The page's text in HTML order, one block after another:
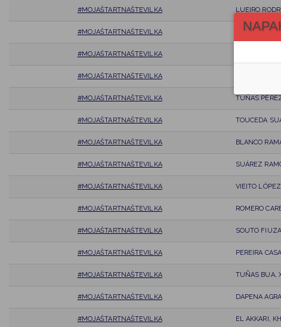
#MOJAŠTARTNAŠTEVILKA LUEIRO
#MOJAŠTARTNAŠTEVILKA GRILLE SILVA,
#MOJAŠTARTNAŠTEVILKA
#MOJAŠTARTNAŠTEVILKA
#MOJAŠTARTNAŠTEVILKA TUÑAS
#MOJAŠTARTNAŠTEVILKA TOUCEDA
#MOJAŠTARTNAŠTEVILKA BLANCO
#MOJAŠTARTNAŠTEVILKA SUÁREZ
#MOJAŠTARTNAŠTEVILKA VIEITO
#MOJAŠTARTNAŠTEVILKA ROMERO
#MOJAŠTARTNAŠTEVILKA SOUTO
#MOJAŠTARTNAŠTEVILKA PEREIRA
#MOJAŠTARTNAŠTEVILKA TUÑAS BUA,
#MOJAŠTARTNAŠTEVILKA DAPENA
#MOJAŠTARTNAŠTEVILKA EL AKKARI,